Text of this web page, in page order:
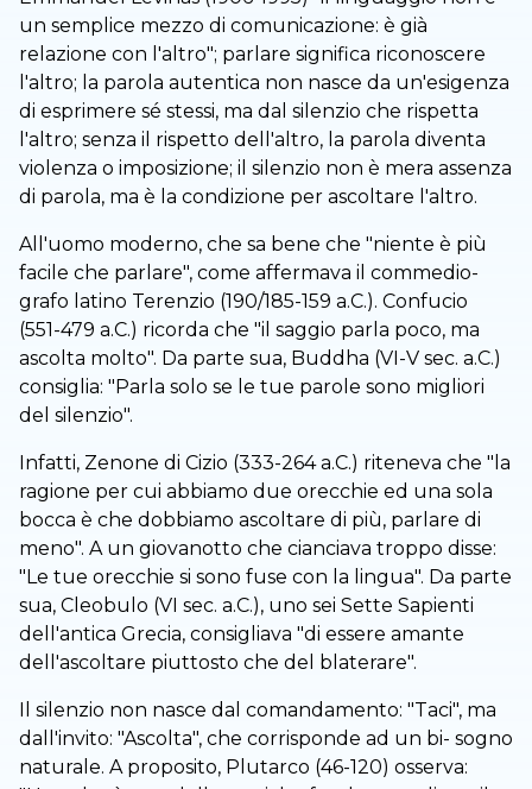
un semplice mezzo di comunicazione: è già
relazione con l'altro"; parlare significa riconoscere
l'altro; la parola autentica non nasce da un'esigenza
di esprimere sé stessi, ma dal silenzio che rispetta
l'altro; senza il rispetto dell'altro, la parola diventa
violenza o imposizione; il silenzio non è mera assenza
di parola, ma è la condizione per ascoltare l'altro.
All'uomo moderno, che sa bene che "niente è più
facile che parlare", come affermava il commedio-
grafo latino Terenzio (190/185-159 a.C.). Confucio
(551-479 a.C.) ricorda che "il saggio parla poco, ma
ascolta molto". Da parte sua, Buddha (VI-V sec. a.C.)
consiglia: "Parla solo se le tue parole sono migliori
del silenzio".
Infatti, Zenone di Cizio (333-264 a.C.) riteneva che "la
ragione per cui abbiamo due orecchie ed una sola
bocca è che dobbiamo ascoltare di più, parlare di
meno". A un giovanotto che cianciava troppo disse:
"Le tue orecchie si sono fuse con la lingua". Da parte
sua, Cleobulo (VI sec. a.C.), uno sei Sette Sapienti
dell'antica Grecia, consigliava "di essere amante
dell'ascoltare piuttosto che del blaterare".
Il silenzio non nasce dal comandamento: "Taci", ma
dall'invito: "Ascolta", che corrisponde ad un bi- sogno
naturale. A proposito, Plutarco (46-120) osserva: